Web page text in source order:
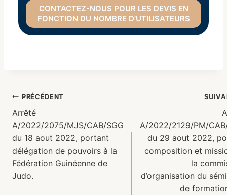
CONTACTEZ-NOUS POUR LES DEVIS EN
FONCTION DU NOMBRE D’UTILISATEURS
PRÉCÉDENT
Arrêté
A/2022/2075/MJS/CAB/SGG
du 18 aout 2022, portant
délégation de pouvoirs à la
Fédération Guinéenne de
Judo.
A/2022/2129/PM/
du 29 aout 2022,
composition et
la
d’organisation du
de